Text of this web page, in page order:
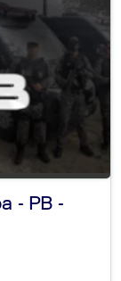
- PB -